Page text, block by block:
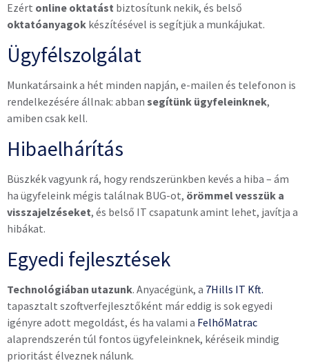
Ezért online oktatást biztosítunk nekik, és belső
oktatóanyagok készítésével is segítjük a munkájukat.
Ügyfélszolgálat
Munkatársaink a hét minden napján, e-mailen és telefonon is
rendelkezésére állnak: abban segítünk ügyfeleinknek,
amiben csak kell.
Hibaelhárítás
Büszkék vagyunk rá, hogy rendszerünkben kevés a hiba – ám
ha ügyfeleink mégis találnak BUG-ot, örömmel vesszük a
visszajelzéseket, és belső IT csapatunk amint lehet, javítja a
hibákat.
Egyedi fejlesztések
Technológiában utazunk. Anyacégünk, a 7Hills IT Kft.
tapasztalt szoftverfejlesztőként már eddig is sok egyedi
igényre adott megoldást, és ha valami a FelhőMatrac
alaprendszerén túl fontos ügyfeleinknek, kéréseik mindig
prioritást élveznek nálunk.